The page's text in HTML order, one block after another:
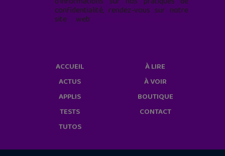
confidentialité, rendez-vous sur notre
site web
ACCUEIL
ACTUS
APPLIS
TESTS
TUTOS
À LIRE
À VOIR
BOUTIQUE
CONTACT